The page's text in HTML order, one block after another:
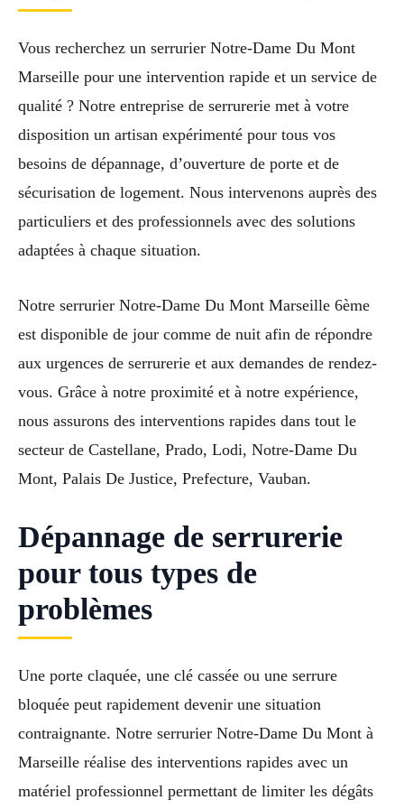
Vous recherchez un serrurier Notre-Dame Du Mont
Marseille pour une intervention rapide et un service de
qualité ? Notre entreprise de serrurerie met à votre
disposition un artisan expérimenté pour tous vos
besoins de dépannage, d’ouverture de porte et de
sécurisation de logement. Nous intervenons auprès des
particuliers et des professionnels avec des solutions
adaptées à chaque situation.
Notre serrurier Notre-Dame Du Mont Marseille 6ème
est disponible de jour comme de nuit afin de répondre
aux urgences de serrurerie et aux demandes de rendez-
vous. Grâce à notre proximité et à notre expérience,
nous assurons des interventions rapides dans tout le
secteur de Castellane, Prado, Lodi, Notre-Dame Du
Mont, Palais De Justice, Prefecture, Vauban.
Dépannage de serrurerie
pour tous types de
problèmes
Une porte claquée, une clé cassée ou une serrure
bloquée peut rapidement devenir une situation
contraignante. Notre serrurier Notre-Dame Du Mont à
Marseille réalise des interventions rapides avec un
matériel professionnel permettant de limiter les dégâts